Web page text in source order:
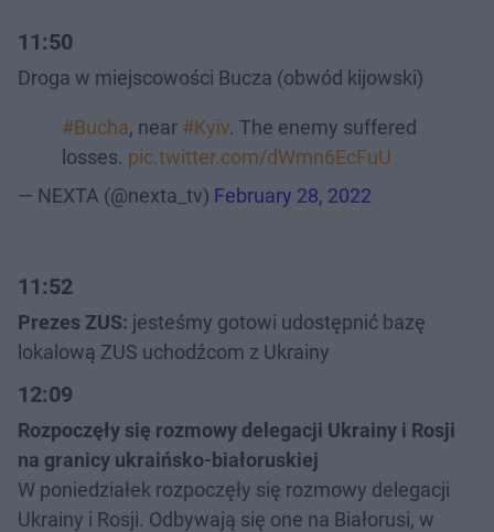
11:50
Droga w miejscowości Bucza (obwód kijowski)
#Bucha, near #Kyiv. The enemy suffered
losses. pic.twitter.com/dWmn6EcFuU
— NEXTA (@nexta_tv) February 28, 2022
11:52
Prezes ZUS: jesteśmy gotowi udostępnić bazę
lokalową ZUS uchodźcom z Ukrainy
12:09
Rozpoczęły się rozmowy delegacji Ukrainy i Rosji
na granicy ukraińsko-białoruskiej
W poniedziałek rozpoczęły się rozmowy delegacji
Ukrainy i Rosji. Odbywają się one na Białorusi, w